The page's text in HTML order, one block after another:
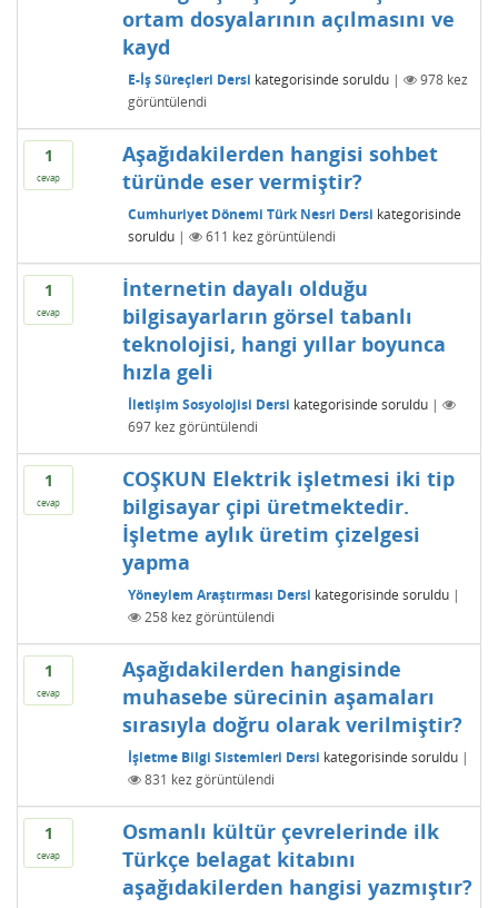
ortam dosyalarının açılmasını ve
kayd
E-İş Süreçleri Dersi kategorisinde soruldu | 978kez
görüntülendi
1
cevap
Aşağıdakilerden hangisi sohbet
türünde eser vermiştir?
Cumhuriyet Dönemi Türk Nesri Dersi kategorisinde
soruldu | 611 kez görüntülendi
1
cevap
İnternetin dayalı olduğu
bilgisayarların görsel tabanlı
teknolojisi, hangi yıllar boyunca
hızla geli
İletişim Sosyolojisi Dersi kategorisinde soruldu |
697kez görüntülendi
1
cevap
COŞKUN Elektrik işletmesi iki tip
bilgisayar çipi üretmektedir.
İşletme aylık üretim çizelgesi
yapma
Yöneylem Araştırması Dersi kategorisinde soruldu |
258kez görüntülendi
1
cevap
Aşağıdakilerden hangisinde
muhasebe sürecinin aşamaları
sırasıyla doğru olarak verilmiştir?
İşletme Bilgi Sistemleri Dersi kategorisinde soruldu |
831 kez görüntülendi
1
cevap
Osmanlı kültür çevrelerinde ilk
Türkçe belagat kitabını
aşağıdakilerden hangisi yazmıştır?